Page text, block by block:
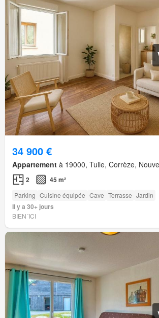
34 900 €
Appartement à 19000, Tulle, Corrèze,
2 45 m²
Parking Cuisine équipée Cave Terrasse Jardin
Il y a 30+ jours
BIEN´ICI